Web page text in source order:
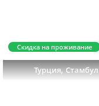
Скидка на проживание
Турция,Стамбул